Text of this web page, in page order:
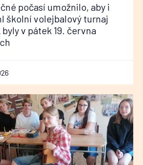
počasí umožnilo, aby i
školní volejbalový turnaj
v pátek 19. června